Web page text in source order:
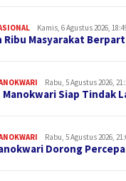
Kamis, 6 Agustus 2026,
Ribu Masyarakat
Rabu, 5 Agustus 2026,
Manokwari Siap Tindak
Rabu, 5 Agustus 2026,
Dorong